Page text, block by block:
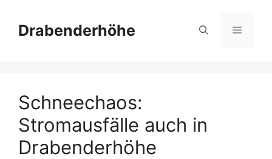
Inhalt
springen
Drabenderhöhe Menü
Schneechaos:
Stromausfälle auch in
Drabenderhöhe